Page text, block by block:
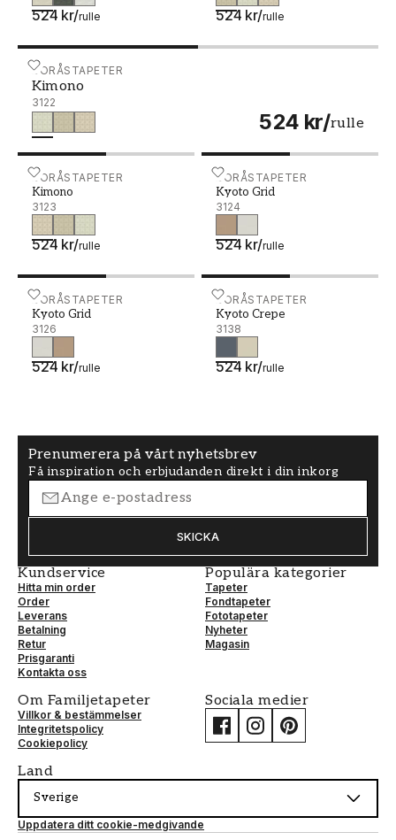
524 kr/rulle 524 kr/rulle
BORÅSTAPETER
Kimono
3122
524 kr/rulle
Kimono - 3122
BORÅSTAPETER
Kimono
3123
524 kr/rulle
Kimono - 3123 BORÅSTAPETER
Kyoto Grid
3124
524 kr/rulle
Kyoto Grid - 3124
BORÅSTAPETER
Kyoto Grid
3126
524 kr/rulle
Kyoto Grid - 3126 BORÅSTAPETER
Kyoto Crepe
3138
524 kr/rulle
Kyoto Crepe - 3138
Prenumerera på vårt nyhetsbrev
Få inspiration och erbjudanden direkt i din inkorg
SKICKA
Kundservice
Hitta min order
Order
Leverans
Betalning
Retur
Prisgaranti
Kontakta oss
Populära kategorier
Tapeter
Fondtapeter
Fototapeter
Nyheter
Magasin
Om Familjetapeter
Villkor & bestämmelser
Integritetspolicy
Cookiepolicy
Sociala medier
Land
Sverige
Uppdatera ditt cookie-medgivande